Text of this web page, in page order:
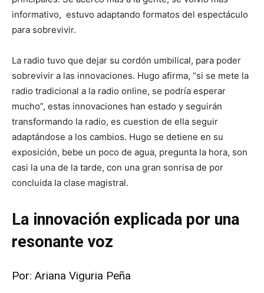
informativo, estuvo adaptando formatos del espectáculo
para sobrevivir.
La radio tuvo que dejar su cordón umbilical, para poder
sobrevivir a las innovaciones. Hugo afirma, “si se mete la
radio tradicional a la radio online, se podría esperar
mucho”, estas innovaciones han estado y seguirán
transformando la radio, es cuestion de ella seguir
adaptándose a los cambios. Hugo se detiene en su
exposición, bebe un poco de agua, pregunta la hora, son
casi la una de la tarde, con una gran sonrisa de por
concluida la clase magistral.
La innovación explicada por una
resonante voz
Por: Ariana Viguria Peña